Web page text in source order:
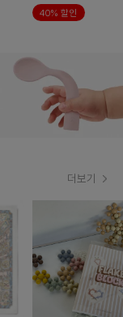
40% 할인
더보기